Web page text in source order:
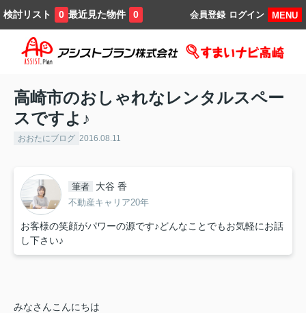
検討リスト 0 最近見た物件 0 MENU
ログイン
会員登録
高崎市のおしゃれなレンタルスペー
スですよ♪
おおたにブログ 2016.08.11
筆者 大谷 香
不動産キャリア20年
お客様の笑顔がパワーの源です♪どんなことでもお気軽にお話
し下さい♪
みなさんこんにちは